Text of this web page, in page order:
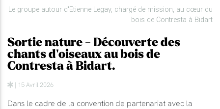
Le groupe autour d'Etienne Legay, chargé de mission, au cœur du
bois de Contresta à Bidart
Sortie nature - Découverte des
chants d'oiseaux au bois de
Contresta à Bidart.
| 15 Avril 2026
Dans le cadre de la convention de partenariat avec la